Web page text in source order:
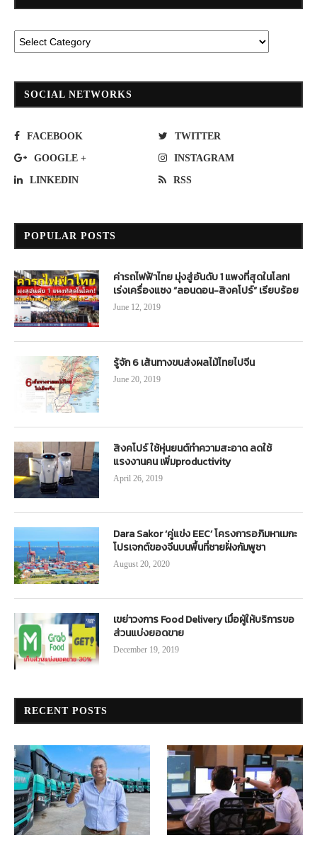
SOCIAL NETWORKS
FACEBOOK TWITTER
GOOGLE + INSTAGRAM
LINKEDIN RSS
POPULAR POSTS
ค่ารถไฟฟ้าไทย มุ่งสู่อันดับ 1 แพงที่สุดในโลก!
เร่งเครื่องแซง “ลอนดอน-สิงคโปร์” เรียบร้อย
June 12, 2019
รู้จัก 6 เส้นทางขนส่งผลไม้ไทยไปจีน
June 20, 2019
สิงคโปร์ ใช้หุ่นยนต์ทำความสะอาด ลดใช้
แรงงานคน เพิ่มproductivity
April 26, 2019
Dara Sakor ‘คู่แข่ง EEC’ โครงการอภิมหาเมกะ
โปรเจกต์ของจีนบนพื้นที่ชายฝั่งกัมพูชา
August 20, 2020
เขย่าวงการ Food Delivery เมื่อผู้ให้บริการขอ
ส่วนแบ่งยอดขาย
December 19, 2019
RECENT POSTS